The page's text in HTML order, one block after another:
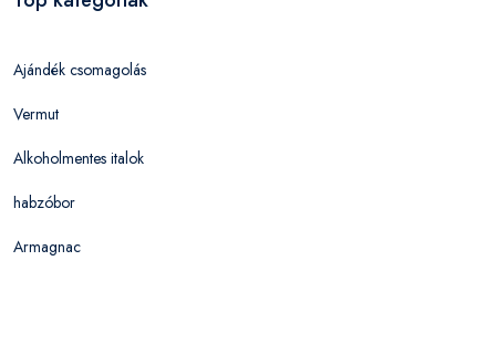
Ajándék csomagolás
Vermut
Alkoholmentes italok
habzóbor
Armagnac